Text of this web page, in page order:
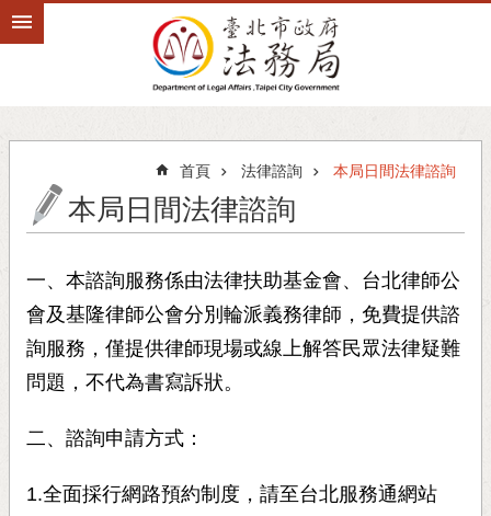
跳到主要內容區塊
首頁 法律諮詢 本局日間法律諮詢
本局日間法律諮詢
一、本諮詢服務係由法律扶助基金會、台北律師公
會及基隆律師公會分別輪派義務律師，免費提供諮
詢服務，僅提供律師現場或線上解答民眾法律疑難
問題，不代為書寫訴狀。
二、諮詢申請方式：
1.全面採行網路預約制度，請至台北服務通網站